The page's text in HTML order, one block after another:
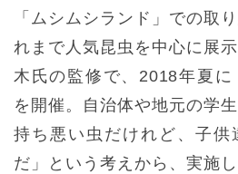
「ムシムシランド」での取
れまで人気昆虫を中心に展
木氏の監修で、2018年夏に
を開催。自治体や地元の学
持ち悪い虫だけれど、子供
だ」という考えから、実施